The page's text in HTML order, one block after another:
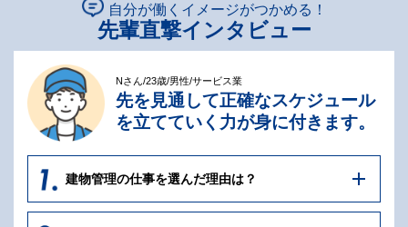
自分が働くイメージがつかめる！
先輩直撃インタビュー
Nさん/23歳/男性/サービス業
先を見通して正確なスケジュール
を立てていく力が身に付きます。
建物管理の仕事を選んだ理由は？